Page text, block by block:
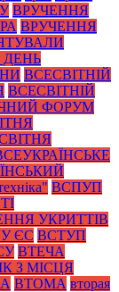
ВРУЧЕННЯ
ВРУЧЕННЯ
ДЕНЬ
ВСЕСВІТНІЙ
ВСЕСВІТНІЙ
ФОРУМ
ВСПУП
УКРИТТІВ
ЄС ВСТУП
ВТЕЧА
З МІСЦЯ
ВТОМА вторая